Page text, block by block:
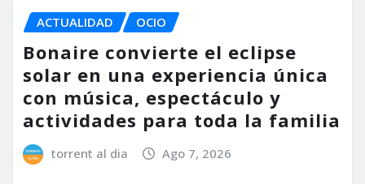
ACTUALIDAD OCIO
Bonaire convierte el eclipse
solar en una experiencia única
con música, espectáculo y
actividades para toda la familia
torrent al dia Ago 7, 2026